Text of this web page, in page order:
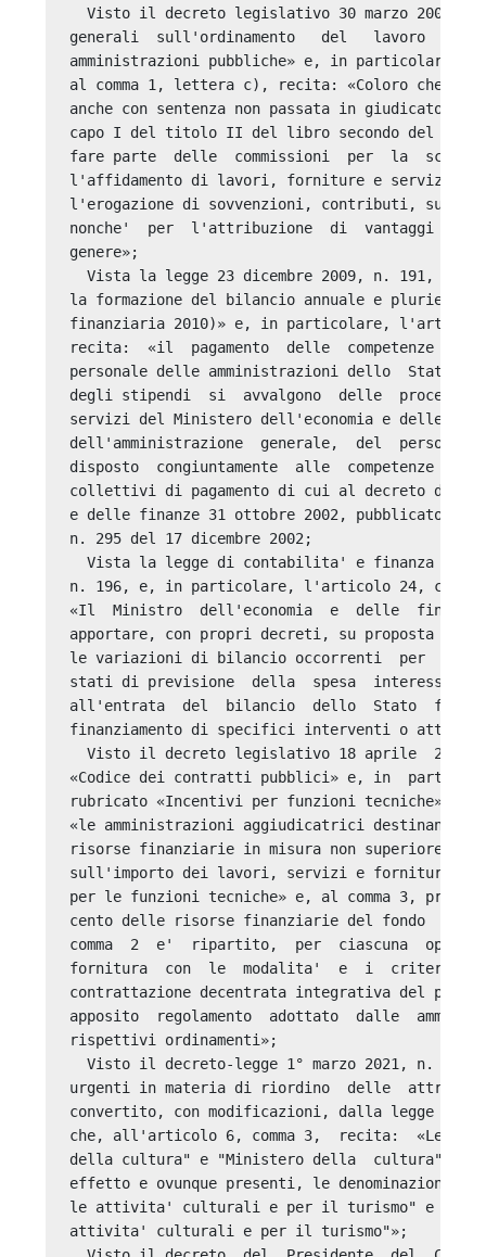
Visto il decreto legislativo 30 marzo 2001,
generali  sull'ordinamento   del   lavoro
amministrazioni pubbliche» e, in particolare,
al comma 1, lettera c), recita: «Coloro che
anche con sentenza non passata in giudicato,
capo I del titolo II del libro secondo del codice
fare parte  delle  commissioni  per  la  scelta
l'affidamento di lavori, forniture e servizi,
l'erogazione di sovvenzioni, contributi,
nonche'  per  l'attribuzione  di  vantaggi
genere»;
Vista la legge 23 dicembre 2009, n. 191,
la formazione del bilancio annuale e
finanziaria 2010)» e, in particolare, l'articolo
recita:  «il  pagamento  delle  competenze
personale delle amministrazioni dello  Stato
degli stipendi  si  avvalgono  delle
servizi del Ministero dell'economia e delle
dell'amministrazione  generale,  del
disposto  congiuntamente  alle  competenze
collettivi di pagamento di cui al decreto del
e delle finanze 31 ottobre 2002, pubblicato
n. 295 del 17 dicembre 2002;
Vista la legge di contabilita' e finanza
n. 196, e, in particolare, l'articolo 24,
«Il  Ministro  dell'economia  e  delle
apportare, con propri decreti, su proposta del
le variazioni di bilancio occorrenti  per
stati di previsione  della  spesa  interessati
all'entrata  del  bilancio  dello  Stato
finanziamento di specifici interventi o
Visto il decreto legislativo 18 aprile  2016,
«Codice dei contratti pubblici» e, in
rubricato «Incentivi per funzioni tecniche»,
«le amministrazioni aggiudicatrici destinano
risorse finanziarie in misura non superiore al
sull'importo dei lavori, servizi e forniture,
per le funzioni tecniche» e, al comma 3,
cento delle risorse finanziarie del fondo
comma  2  e'  ripartito,  per  ciascuna
fornitura  con  le  modalita'  e  i  criteri
contrattazione decentrata integrativa del
apposito  regolamento  adottato  dalle
rispettivi ordinamenti»;
Visto il decreto-legge 1° marzo 2021, n. 22,
urgenti in materia di riordino  delle
convertito, con modificazioni, dalla legge 22
che, all'articolo 6, comma 3,  recita:  «Le
della cultura" e "Ministero della  cultura"
effetto e ovunque presenti, le denominazioni
le attivita' culturali e per il turismo" e
attivita' culturali e per il turismo"»;